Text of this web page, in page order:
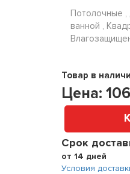
Потолочные ,
ванной ,
Товар в
Цена:
Срок
от 14 дней
Условия